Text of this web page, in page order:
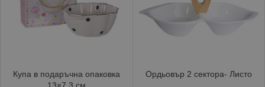
Купа в подаръчна опаковка
Ордьовър 2 сектора- Листо